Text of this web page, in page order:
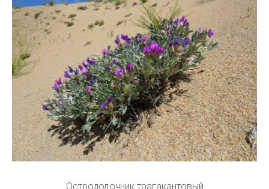
Остролодочник трагакантовый